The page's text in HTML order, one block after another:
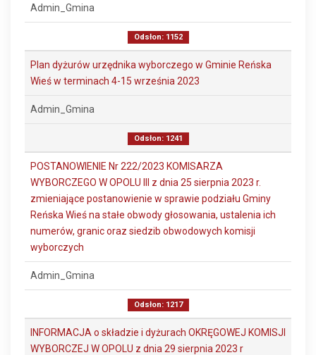
Admin_Gmina
Odsłon: 1152
Plan dyżurów urzędnika wyborczego w Gminie Reńska
Wieś w terminach 4-15 września 2023
Admin_Gmina
Odsłon: 1241
POSTANOWIENIE Nr 222/2023 KOMISARZA
WYBORCZEGO W OPOLU III z dnia 25 sierpnia 2023 r.
zmieniające postanowienie w sprawie podziału Gminy
Reńska Wieś na stałe obwody głosowania, ustalenia ich
numerów, granic oraz siedzib obwodowych komisji
wyborczych
Admin_Gmina
Odsłon: 1217
INFORMACJA o składzie i dyżurach OKRĘGOWEJ KOMISJI
WYBORCZEJ W OPOLU z dnia 29 sierpnia 2023 r